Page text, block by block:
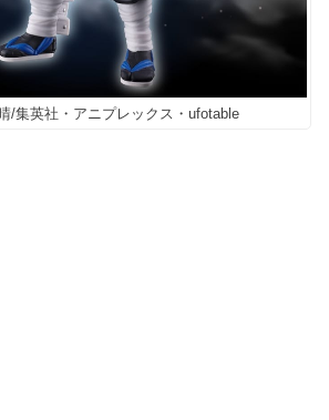
/集英社・アニプレックス・ufotable